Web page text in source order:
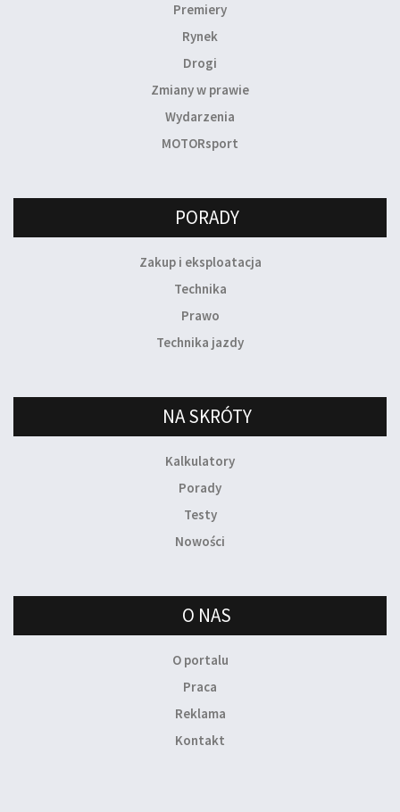
Premiery
Rynek
Drogi
Zmiany w prawie
Wydarzenia
MOTORsport
PORADY
Zakup i eksploatacja
Technika
Prawo
Technika jazdy
NA SKRÓTY
Kalkulatory
Porady
Testy
Nowości
O NAS
O portalu
Praca
Reklama
Kontakt